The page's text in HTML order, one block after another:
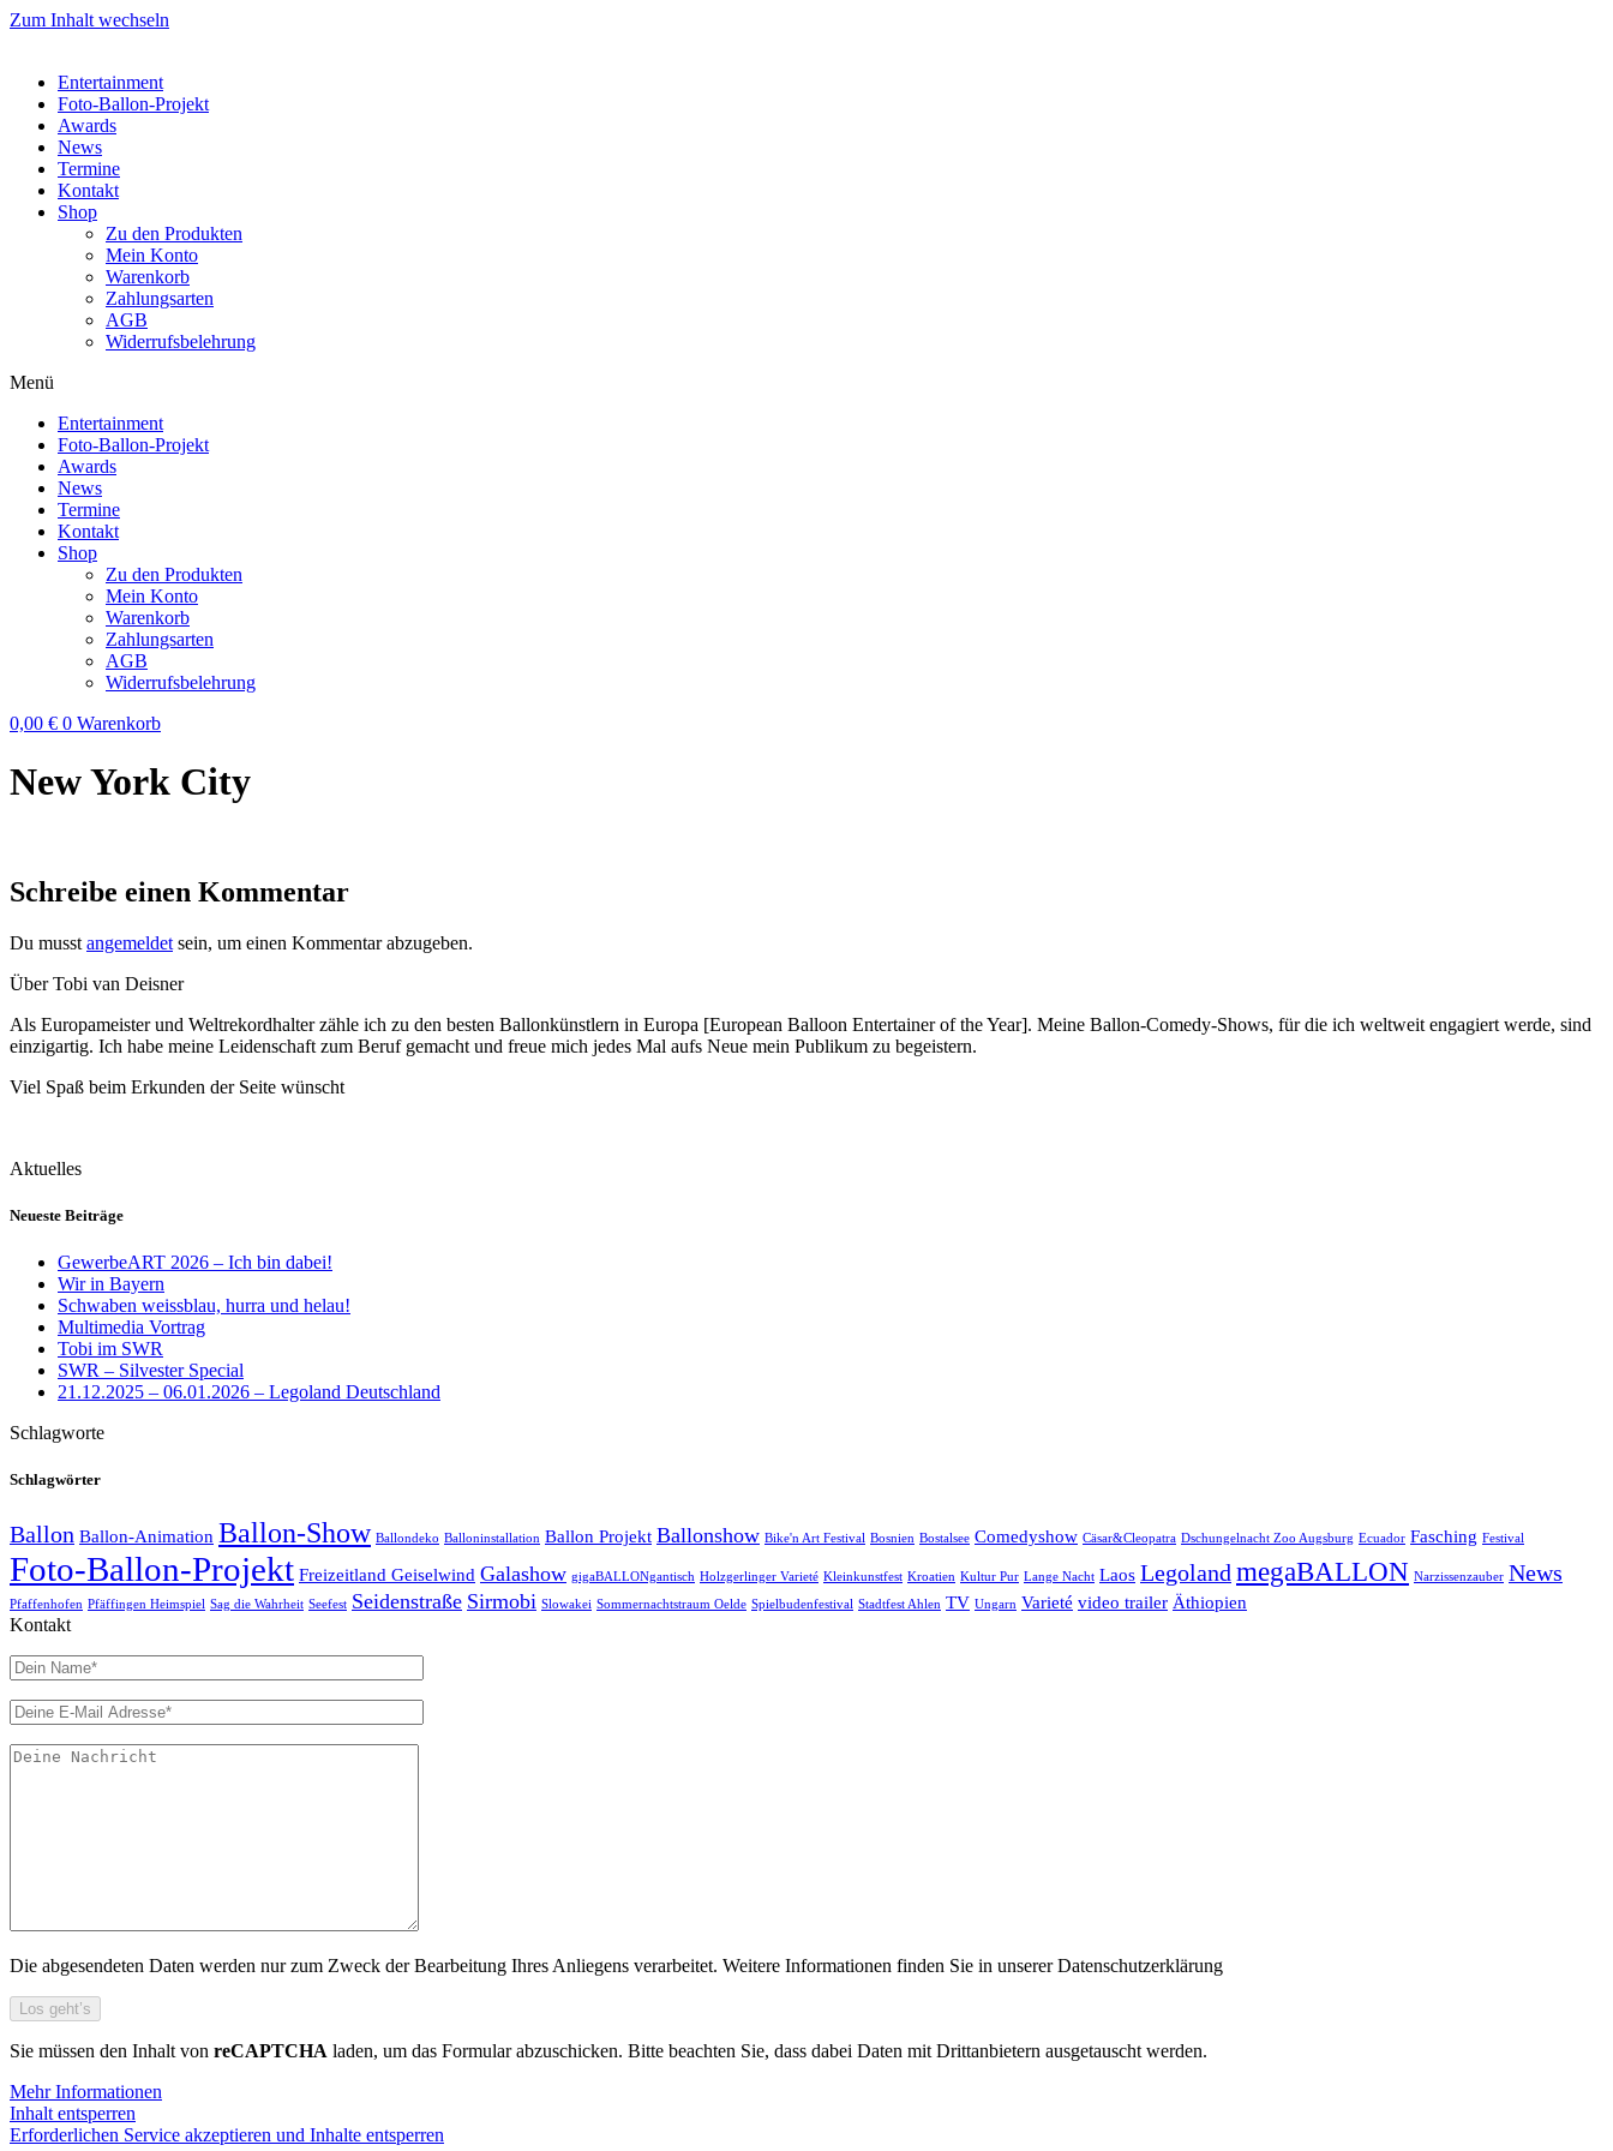
Zum Inhalt wechseln
Entertainment
Foto-Ballon-Projekt
Awards
News
Termine
Kontakt
Shop
Zu den Produkten
Mein Konto
Warenkorb
Zahlungsarten
AGB
Widerrufsbelehrung
Menü
Entertainment
Foto-Ballon-Projekt
Awards
News
Termine
Kontakt
Shop
Zu den Produkten
Mein Konto
Warenkorb
Zahlungsarten
AGB
Widerrufsbelehrung
0,00 € 0 Warenkorb
New York City
Schreibe einen Kommentar
Du musst angemeldet sein, um einen Kommentar abzugeben.
Über Tobi van Deisner
Als Europameister und Weltrekordhalter zähle ich zu den besten Ballonkünstlern in Europa [European Balloon Entertainer of the Year]. Meine Ballon-Comedy-Shows, für die ich weltweit engagiert werde, sind
einzigartig. Ich habe meine Leidenschaft zum Beruf gemacht und freue mich jedes Mal aufs Neue mein Publikum zu begeistern.
Viel Spaß beim Erkunden der Seite wünscht
Aktuelles
Neueste Beiträge
GewerbeART 2026 – Ich bin dabei!
Wir in Bayern
Schwaben weissblau, hurra und helau!
Multimedia Vortrag
Tobi im SWR
SWR – Silvester Special
21.12.2025 – 06.01.2026 – Legoland Deutschland
Schlagworte
Schlagwörter
Ballon Ballon-Animation Ballon-Show Ballondeko Balloninstallation Ballon Projekt Ballonshow Bike'n Art Festival Bosnien Bostalsee Comedyshow Cäsar&Cleopatra Dschungelnacht Zoo Augsburg Ecuador Fasching Festival
Foto-Ballon-Projekt Freizeitland Geiselwind Galashow gigaBALLONgantisch Holzgerlinger Varieté Kleinkunstfest Kroatien Kultur Pur Lange Nacht Laos Legoland megaBALLON Narzissenzauber News
Pfaffenhofen Pfäffingen Heimspiel Sag die Wahrheit Seefest Seidenstraße Sirmobi Slowakei Sommernachtstraum Oelde Spielbudenfestival Stadtfest Ahlen TV Ungarn Varieté video trailer Äthiopien
Kontakt
Die abgesendeten Daten werden nur zum Zweck der Bearbeitung Ihres Anliegens verarbeitet. Weitere Informationen finden Sie in unserer Datenschutzerklärung
Sie müssen den Inhalt von reCAPTCHA laden, um das Formular abzuschicken. Bitte beachten Sie, dass dabei Daten mit Drittanbietern ausgetauscht werden.
Mehr Informationen
Inhalt entsperren
Erforderlichen Service akzeptieren und Inhalte entsperren